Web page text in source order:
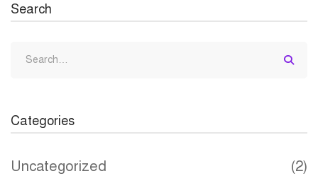
Search
Search
Categories
Uncategorized (2)